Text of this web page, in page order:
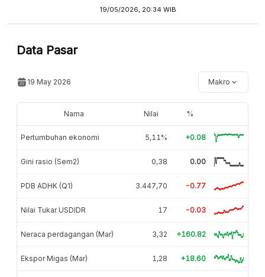
19/05/2026, 20:34 WIB
Data Pasar
19 May 2026 Makro
Nama Nilai %
Pertumbuhan ekonomi 5,11% +0.08
Gini rasio (Sem2) 0,38 0.00
PDB ADHK (Q1) 3.447,70 -0.77
Nilai Tukar USDIDR 17 -0.03
Neraca perdagangan (Mar) 3,32 +160.82
Ekspor Migas (Mar) 1,28 +18.60